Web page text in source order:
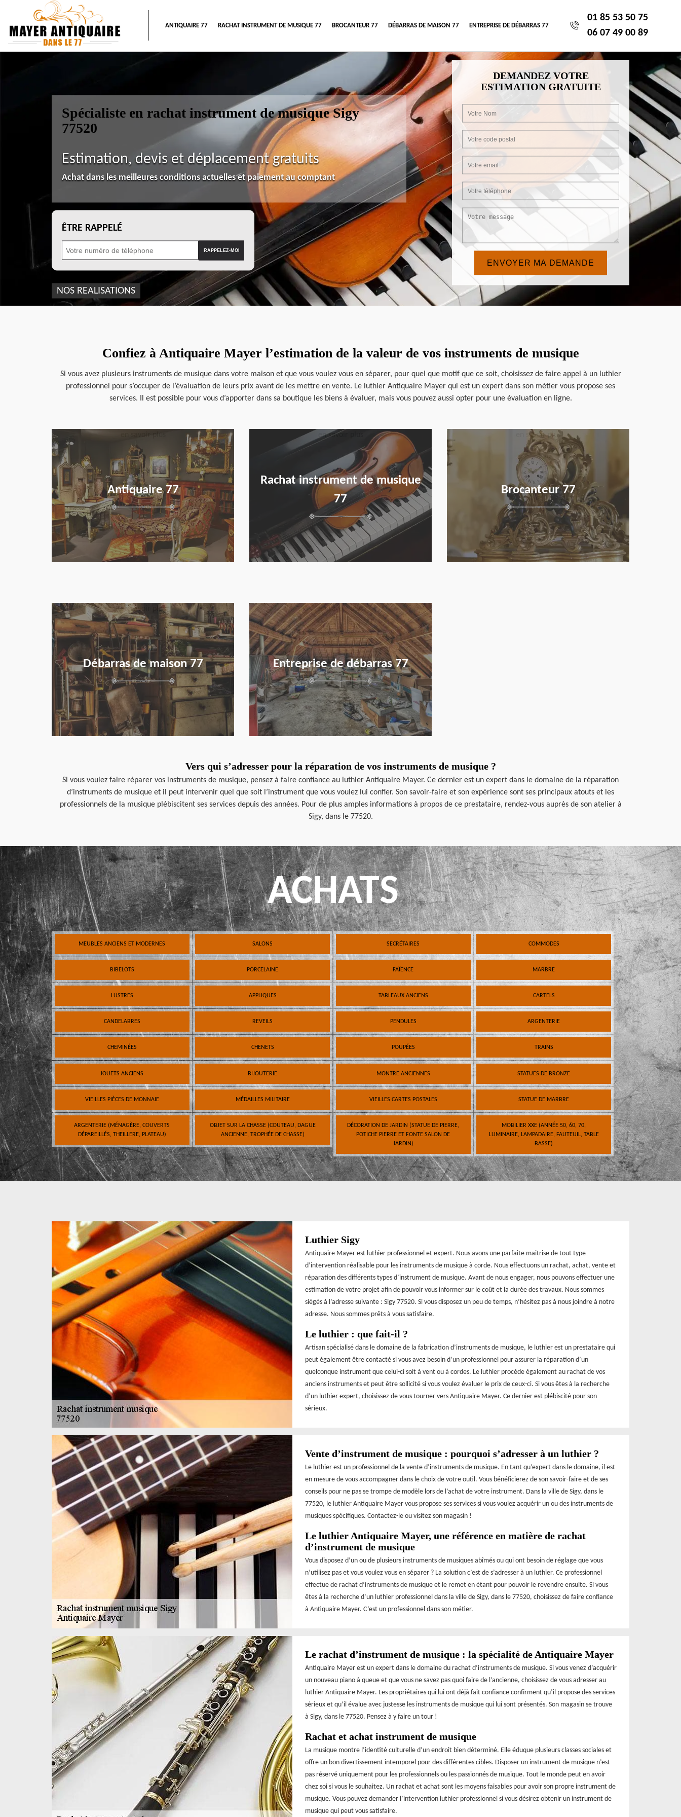
ANTIQUAIRE 77 RACHAT INSTRUMENT DE MUSIQUE 77 BROCANTEUR 77 DÉBARRAS DE MAISON 77 ENTREPRISE DE DÉBARRAS 77
01 85 53 50 75
06 07 49 00 89
Spécialiste en rachat instrument de musique Sigy
77520
Estimation, devis et déplacement gratuits
Achat dans les meilleures conditions actuelles et paiement au comptant
ÊTRE RAPPELÉ
NOS REALISATIONS
DEMANDEZ VOTRE
ESTIMATION GRATUITE
Confiez à Antiquaire Mayer l’estimation de la valeur de vos instruments de musique
Si vous avez plusieurs instruments de musique dans votre maison et que vous voulez vous en séparer, pour quel que motif que ce soit, choisissez de faire appel à un luthier
professionnel pour s’occuper de l’évaluation de leurs prix avant de les mettre en vente. Le luthier Antiquaire Mayer qui est un expert dans son métier vous propose ses
services. Il est possible pour vous d’apporter dans sa boutique les biens à évaluer, mais vous pouvez aussi opter pour une évaluation en ligne.
Antiquaire 77
Rachat instrument de musique
77
en savoir plus
Brocanteur 77
en savoir plus
Débarras de maison 77
en savoir plus
Entreprise de débarras 77
en savoir plus
Vers qui s’adresser pour la réparation de vos instruments de musique ?
Si vous voulez faire réparer vos instruments de musique, pensez à faire confiance au luthier Antiquaire Mayer. Ce dernier est un expert dans le domaine de la réparation
d’instruments de musique et il peut intervenir quel que soit l’instrument que vous voulez lui confier. Son savoir-faire et son expérience sont ses principaux atouts et les
professionnels de la musique plébiscitent ses services depuis des années. Pour de plus amples informations à propos de ce prestataire, rendez-vous auprès de son atelier à
Sigy, dans le 77520.
ACHATS
MEUBLES ANCIENS ET MODERNES SALONS SECRÉTAIRES COMMODES
BIBELOTS PORCELAINE FAÏENCE MARBRE
LUSTRES APPLIQUES TABLEAUX ANCIENS CARTELS
CANDELABRES REVEILS PENDULES ARGENTERIE
CHEMINÉES CHENETS POUPÉES TRAINS
JOUETS ANCIENS BIJOUTERIE MONTRE ANCIENNES STATUES DE BRONZE
VIEILLES PIÈCES DE MONNAIE MÉDAILLES MILITAIRE VIEILLES CARTES POSTALES STATUE DE MARBRE
ARGENTERIE (MÉNAGÈRE, COUVERTS
DÉPAREILLÉS, THEILLERE, PLATEAU)
OBJET SUR LA CHASSE (COUTEAU, DAGUE
ANCIENNE, TROPHÉE DE CHASSE)
DÉCORATION DE JARDIN (STATUE DE PIERRE,
POTICHE PIERRE ET FONTE SALON DE
JARDIN)
MOBILIER XXE (ANNÉE 50, 60, 70,
LUMINAIRE, LAMPADAIRE, FAUTEUIL, TABLE
BASSE)
Luthier Sigy
Antiquaire Mayer est luthier professionnel et expert. Nous avons une parfaite maitrise de tout type
d’intervention réalisable pour les instruments de musique à corde. Nous effectuons un rachat, achat, vente et
réparation des différents types d’instrument de musique. Avant de nous engager, nous pouvons effectuer une
estimation de votre projet afin de pouvoir vous informer sur le coût et la durée des travaux. Nous sommes
siégés à l’adresse suivante : Sigy 77520. Si vous disposez un peu de temps, n’hésitez pas à nous joindre à notre
adresse. Nous sommes prêts à vous satisfaire.
Le luthier : que fait-il ?
Artisan spécialisé dans le domaine de la fabrication d’instruments de musique, le luthier est un prestataire qui
peut également être contacté si vous avez besoin d’un professionnel pour assurer la réparation d’un
quelconque instrument que celui-ci soit à vent ou à cordes. Le luthier procède également au rachat de vos
anciens instruments et peut être sollicité si vous voulez évaluer le prix de ceux-ci. Si vous êtes à la recherche
d’un luthier expert, choisissez de vous tourner vers Antiquaire Mayer. Ce dernier est plébiscité pour son
sérieux.
Vente d’instrument de musique : pourquoi s’adresser à un luthier ?
Le luthier est un professionnel de la vente d’instruments de musique. En tant qu’expert dans le domaine, il est
en mesure de vous accompagner dans le choix de votre outil. Vous bénéficierez de son savoir-faire et de ses
conseils pour ne pas se trompe de modèle lors de l’achat de votre instrument. Dans la ville de Sigy, dans le
77520, le luthier Antiquaire Mayer vous propose ses services si vous voulez acquérir un ou des instruments de
musiques spécifiques. Contactez-le ou visitez son magasin !
Le luthier Antiquaire Mayer, une référence en matière de rachat
d’instrument de musique
Vous disposez d’un ou de plusieurs instruments de musiques abîmés ou qui ont besoin de réglage que vous
n’utilisez pas et vous voulez vous en séparer ? La solution c’est de s’adresser à un luthier. Ce professionnel
effectue de rachat d’instruments de musique et le remet en étant pour pouvoir le revendre ensuite. Si vous
êtes à la recherche d’un luthier professionnel dans la ville de Sigy, dans le 77520, choisissez de faire confiance
à Antiquaire Mayer. C’est un professionnel dans son métier.
Le rachat d’instrument de musique : la spécialité de Antiquaire Mayer
Antiquaire Mayer est un expert dans le domaine du rachat d’instruments de musique. Si vous venez d’acquérir
un nouveau piano à queue et que vous ne savez pas quoi faire de l’ancienne, choisissez de vous adresser au
luthier Antiquaire Mayer. Les propriétaires qui lui ont déjà fait confiance confirment qu’il propose des services
sérieux et qu’il évalue avec justesse les instruments de musique qui lui sont présentés. Son magasin se trouve
à Sigy, dans le 77520. Pensez à y faire un tour !
Rachat et achat instrument de musique
La musique montre l’identité culturelle d’un endroit bien déterminé. Elle éduque plusieurs classes sociales et
offre un bon divertissement intemporel pour des différentes cibles. Disposer un instrument de musique n’est
pas réservé uniquement pour les professionnels ou les passionnés de musique. Tout le monde peut en avoir
chez soi si vous le souhaitez. Un rachat et achat sont les moyens faisables pour avoir son propre instrument de
musique. Vous pouvez demander l’intervention luthier professionnel si vous désirez obtenir un instrument de
musique qui peut vous satisfaire.